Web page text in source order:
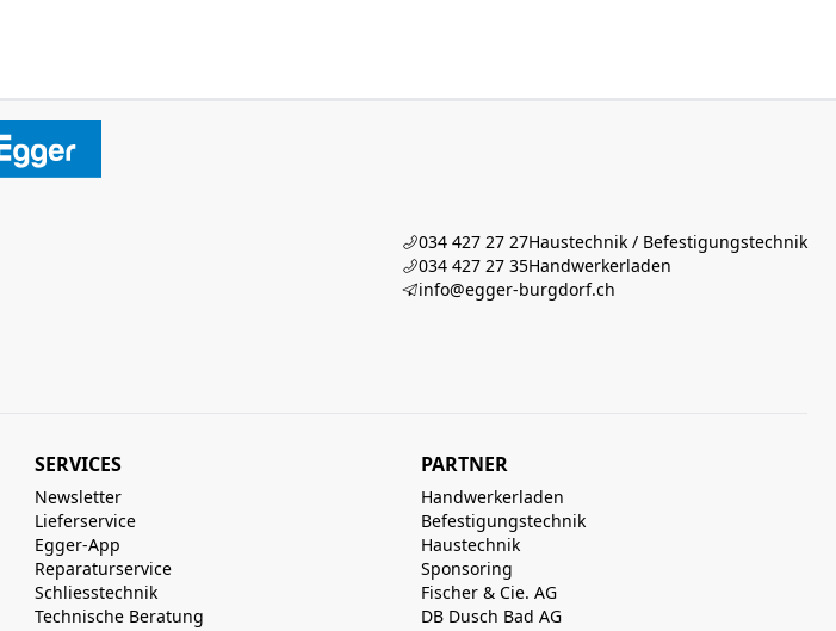
034 427 27 27Haustechnik / Befestigungstechnik
034 427 27 35Handwerkerladen
info@egger-burgdorf.ch
SERVICES
Newsletter
Lieferservice
Egger-App
Reparaturservice
Schliesstechnik
Technische Beratung
PARTNER
Handwerkerladen
Befestigungstechnik
Haustechnik
Sponsoring
Fischer & Cie. AG
DB Dusch Bad AG